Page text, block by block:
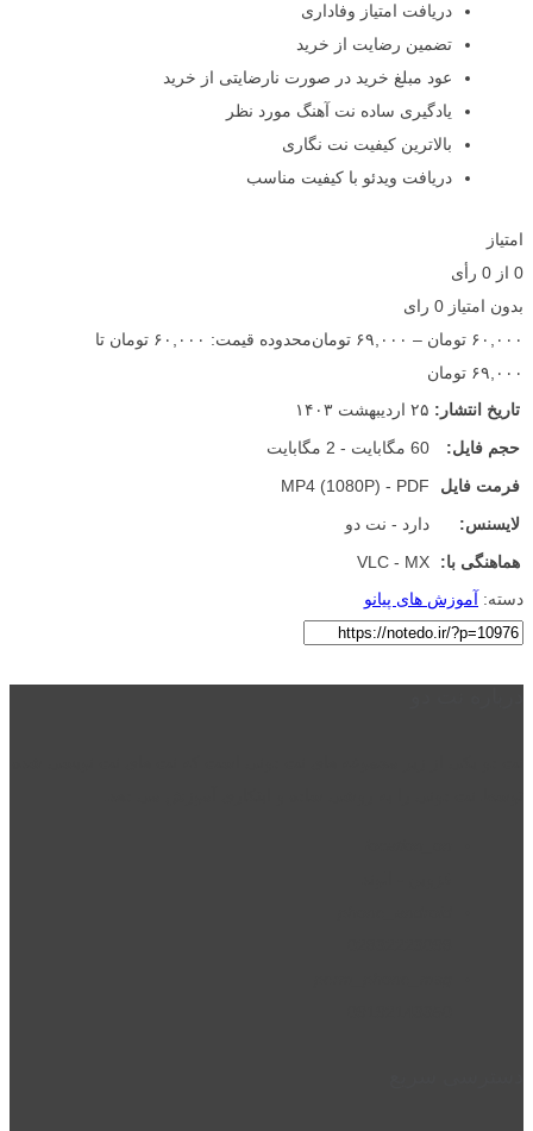
دریافت امتیاز وفاداری
تضمین رضایت از خرید
عود مبلغ خرید در صورت نارضایتی از خرید
یادگیری ساده نت آهنگ مورد نظر
بالاترین کیفیت نت نگاری
دریافت ویدئو با کیفیت مناسب
امتیاز
0 از 0 رأی
بدون امتیاز 0 رای
۶۰,۰۰۰ تومان – ۶۹,۰۰۰ تومان
محدوده قیمت: ۶۰,۰۰۰ تومان تا
۶۹,۰۰۰ تومان
تاریخ انتشار: ۲۵ اردیبهشت ۱۴۰۳
حجم فایل:
60 مگابایت - 2 مگابایت
فرمت فایل
MP4 (1080P) - PDF
لایسنس:
دارد - نت دو
هماهنگی با:
VLC - MX
دسته: آموزش های پیانو